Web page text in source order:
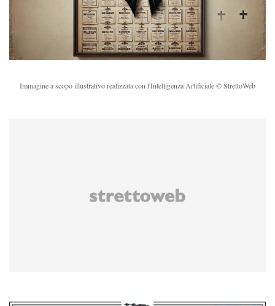
Immagine a scopo illustrativo realizzata con l'Intelligenza Artificiale © StrettoWeb